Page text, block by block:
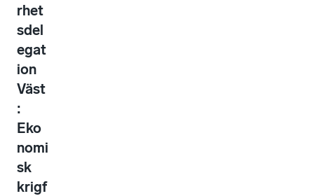
rhet
sdel
egat
ion
Väst
:
Eko
nomi
sk
krigf